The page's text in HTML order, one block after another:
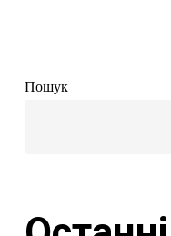
Пошук